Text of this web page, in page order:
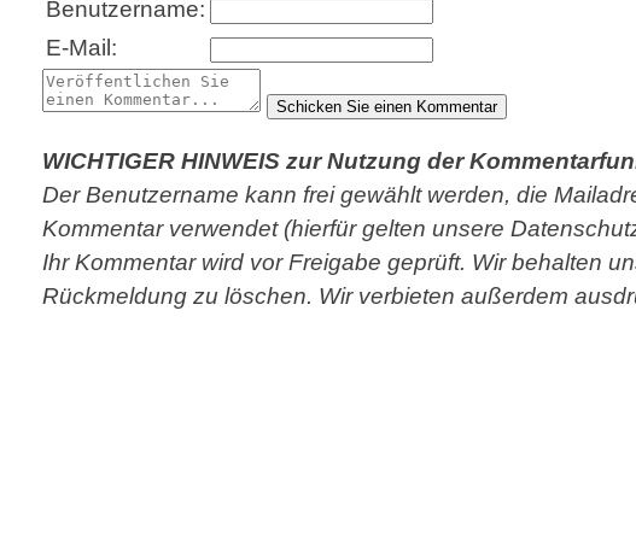
Benutzername:
E-Mail:
WICHTIGER HINWEIS zur Nutzung der
Der Benutzername kann frei gewählt werden, die
Kommentar verwendet (hierfür gelten unsere
Ihr Kommentar wird vor Freigabe geprüft. Wir behalten
Rückmeldung zu löschen. Wir verbieten außerdem